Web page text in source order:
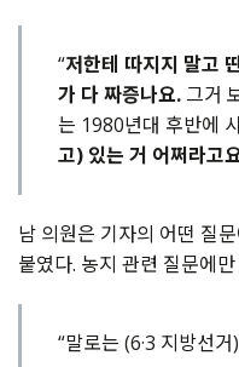
“저한테 따지지 말고
가 다 짜증나요. 그거
는 1980년대 후반에
고) 있는 거 어쩌라고
남 의원은 기자의 어떤 질
붙였다. 농지 관련 질문에
“말로는 (6·3 지방선